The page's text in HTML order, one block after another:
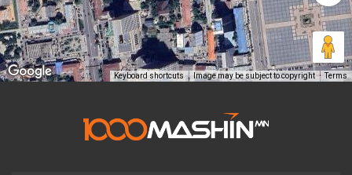
Keyboard shortcuts Image may be subject to copyright Terms